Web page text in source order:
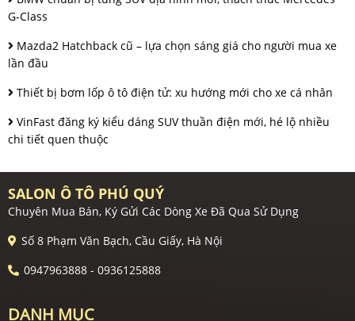
G-Class
Mazda2 Hatchback cũ – lựa chọn sáng giá cho người mua xe
lần đầu
Thiết bị bơm lốp ô tô điện tử: xu hướng mới cho xe cá nhân
VinFast đăng ký kiểu dáng SUV thuần điện mới, hé lộ nhiều
chi tiết quen thuộc
SALON Ô TÔ PHÚ QUÝ
Chuyên Mua Bán, Ký Gửi Các Dòng Xe Đã Qua Sử Dụng
Số 8 Phạm Văn Bạch, Cầu Giấy, Hà Nội
0947963888 - 0936125888
DANH MỤC